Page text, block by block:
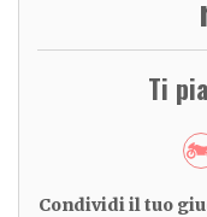
Ti
Condividi il tuo